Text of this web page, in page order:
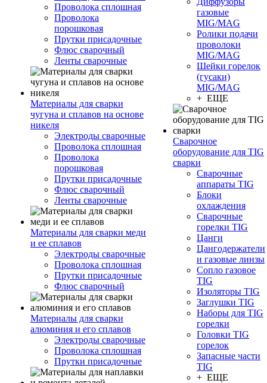
Проволока сплошная
Проволока
порошковая
Прутки присадочные
Флюс сварочный
Ленты сварочные
Материалы для сварки
чугуна и сплавов на основе
никеля
Электроды сварочные
Проволока сплошная
Проволока
порошковая
Прутки присадочные
Флюс сварочный
Ленты сварочные
Материалы для сварки меди
и ее сплавов
Электроды сварочные
Проволока сплошная
Прутки присадочные
Флюс сварочный
Материалы для сварки
алюминия и его сплавов
Электроды сварочные
Проволока сплошная
Прутки присадочные
газовые
MIG/MAG
Ролики подачи
проволоки
MIG/MAG
Шейки горелок
(гусаки)
MIG/MAG
+ ЕЩЕ
Сварочное
оборудование для TIG
сварки
Сварочные
аппараты TIG
Блоки
охлаждения
Сварочные
горелки TIG
Цанги
Цангодержатели
и газовые линзы
Сопло газовое
TIG
Изоляторы TIG
Заглушки TIG
Наборы для TIG
горелки
Головки TIG
горелок
Запасные части
TIG
+ ЕЩЕ